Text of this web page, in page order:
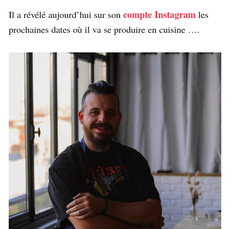
Il a révélé aujourd’hui sur son compte Instagram les
prochaines dates où il va se produire en cuisine ….